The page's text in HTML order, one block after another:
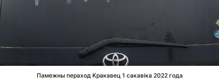
Памежны пераход Кракавец 1 сакавіка 2022 года